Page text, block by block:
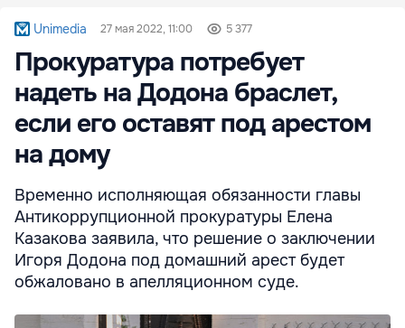
Unimedia 27 мая 2022, 11:00 5 377
Прокуратура потребует
надеть на Додона браслет,
если его оставят под арестом
на дому
Временно исполняющая обязанности главы
Антикоррупционной прокуратуры Елена
Казакова заявила, что решение о заключении
Игоря Додона под домашний арест будет
обжаловано в апелляционном суде.